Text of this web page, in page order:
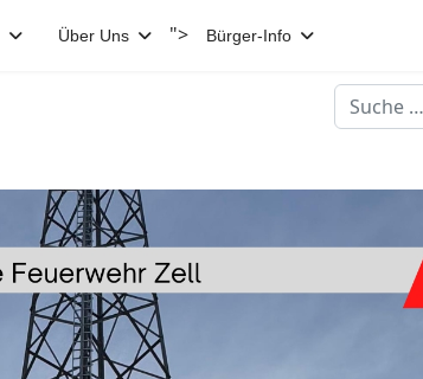
Über Uns "> Bürger-Info
Suchen